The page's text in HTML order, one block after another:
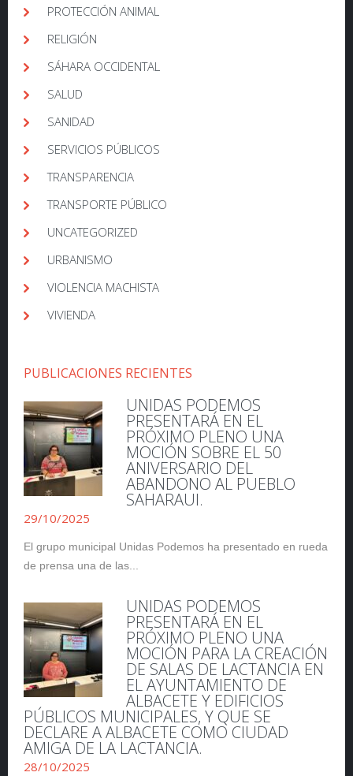
PROTECCIÓN ANIMAL
RELIGIÓN
SÁHARA OCCIDENTAL
SALUD
SANIDAD
SERVICIOS PÚBLICOS
TRANSPARENCIA
TRANSPORTE PÚBLICO
UNCATEGORIZED
URBANISMO
VIOLENCIA MACHISTA
VIVIENDA
PUBLICACIONES RECIENTES
UNIDAS PODEMOS
PRESENTARÁ EN EL
PRÓXIMO PLENO UNA
MOCIÓN SOBRE EL 50
ANIVERSARIO DEL
ABANDONO AL PUEBLO
SAHARAUI.
29/10/2025
El grupo municipal Unidas Podemos ha presentado en rueda
de prensa una de las...
UNIDAS PODEMOS
PRESENTARÁ EN EL
PRÓXIMO PLENO UNA
MOCIÓN PARA LA CREACIÓN
DE SALAS DE LACTANCIA EN
EL AYUNTAMIENTO DE
ALBACETE Y EDIFICIOS
PÚBLICOS MUNICIPALES, Y QUE SE
DECLARE A ALBACETE COMO CIUDAD
AMIGA DE LA LACTANCIA.
28/10/2025